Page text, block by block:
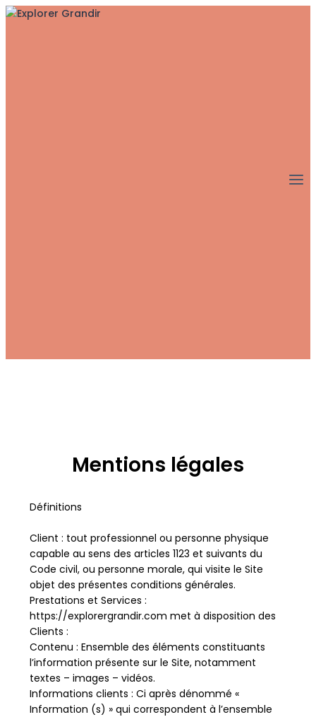
Mentions légales
Définitions
Client : tout professionnel ou personne physique
capable au sens des articles 1123 et suivants du
Code civil, ou personne morale, qui visite le Site
objet des présentes conditions générales.
Prestations et Services :
https://explorergrandir.com met à disposition des
Clients :
Contenu : Ensemble des éléments constituants
l’information présente sur le Site, notamment
textes – images – vidéos.
Informations clients : Ci après dénommé «
Information (s) » qui correspondent à l’ensemble